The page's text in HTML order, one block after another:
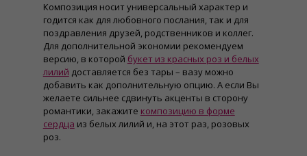
Композиция носит универсальный характер и
годится как для любовного послания, так и для
поздравления друзей, родственников и коллег.
Для дополнительной экономии рекомендуем
версию, в которой букет из красных роз и белых
лилий доставляется без тары – вазу можно
добавить как дополнительную опцию. А если Вы
желаете сильнее сдвинуть акценты в сторону
романтики, закажите композицию в форме
сердца из белых лилий и, на этот раз, розовых
роз.